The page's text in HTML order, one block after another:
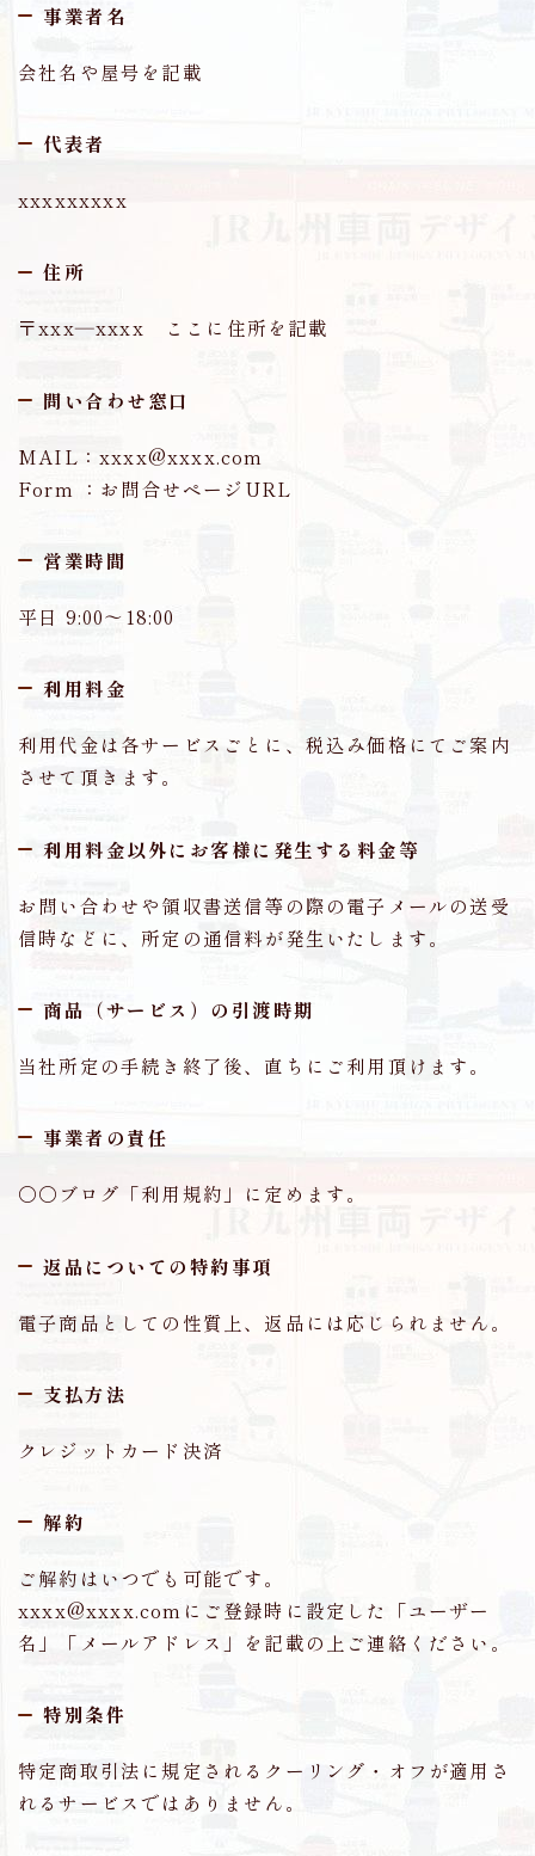
事業者名
会社名や屋号を記載
代表者
xxxxxxxxx
住所
〒xxx―xxxx ここに住所を記載
問い合わせ窓口
MAIL：xxxx@xxxx.com
Form ：お問合せページURL
営業時間
平日 9:00～18:00
利用料金
利用代金は各サービスごとに、税込み価格にてご案内
させて頂きます。
利用料金以外にお客様に発生する料金等
お問い合わせや領収書送信等の際の電子メールの送受
信時などに、所定の通信料が発生いたします。
商品（サービス）の引渡時期
当社所定の手続き終了後、直ちにご利用頂けます。
事業者の責任
〇〇ブログ「利用規約」に定めます。
返品についての特約事項
電子商品としての性質上、返品には応じられません。
支払方法
クレジットカード決済
解約
ご解約はいつでも可能です。
xxxx@xxxx.comにご登録時に設定した「ユーザー
名」「メールアドレス」を記載の上ご連絡ください。
特別条件
特定商取引法に規定されるクーリング・オフが適用さ
れるサービスではありません。